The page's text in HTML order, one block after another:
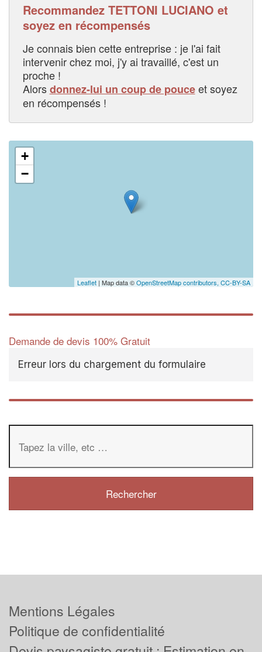
Recommandez TETTONI LUCIANO et
soyez en récompensés
Je connais bien cette entreprise : je l'ai fait
intervenir chez moi, j'y ai travaillé, c'est un
proche !
Alorsdonnez-lui un coup de pouceet soyez
en récompensés !
+
−
Leaflet | Map data ©OpenStreetMap contributors, CC-BY-SA
Demande de devis 100% Gratuit
Erreur lors du chargement du formulaire
Mentions Légales
Politique de confidentialité